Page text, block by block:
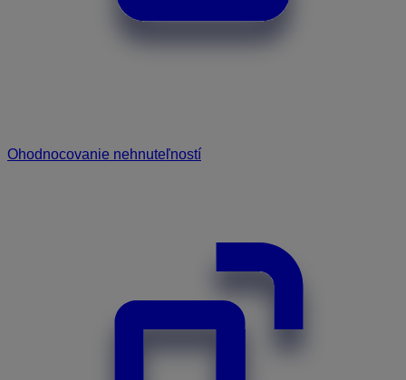
Ohodnocovanie nehnuteľností